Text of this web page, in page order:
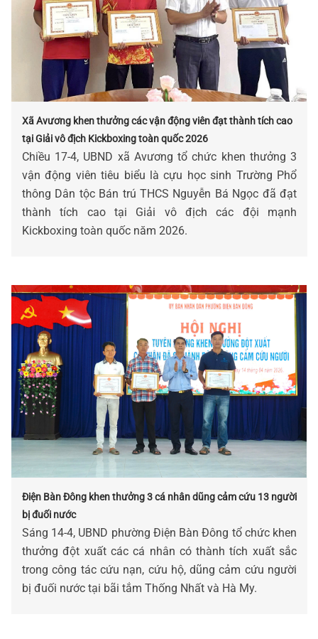
Xã Avương khen thưởng các vận động viên đạt thành tích cao
tại Giải vô địch Kickboxing toàn quốc 2026
Chiều 17-4, UBND xã Avương tổ chức khen thưởng 3
vận động viên tiêu biểu là cựu học sinh Trường Phổ
thông Dân tộc Bán trú THCS Nguyễn Bá Ngọc đã đạt
thành tích cao tại Giải vô địch các đội mạnh
Kickboxing toàn quốc năm 2026.
Điện Bàn Đông khen thưởng 3 cá nhân dũng cảm cứu 13 người
bị đuối nước
Sáng 14-4, UBND phường Điện Bàn Đông tổ chức khen
thưởng đột xuất các cá nhân có thành tích xuất sắc
trong công tác cứu nạn, cứu hộ, dũng cảm cứu người
bị đuối nước tại bãi tắm Thống Nhất và Hà My.